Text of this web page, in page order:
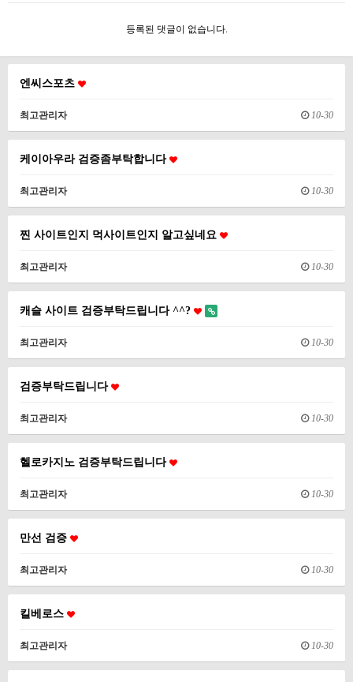
등록된 댓글이 없습니다.
엔씨스포츠
최고관리자 10-30
케이아우라 검증좀부탁합니다
최고관리자 10-30
찐 사이트인지 먹사이트인지 알고싶네요
최고관리자 10-30
캐슬 사이트 검증부탁드립니다 ^^?
최고관리자 10-30
검증부탁드립니다
최고관리자 10-30
헬로카지노 검증부탁드립니다
최고관리자 10-30
만선 검증
최고관리자 10-30
킬베로스
최고관리자 10-30